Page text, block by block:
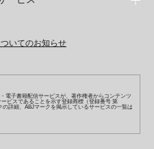
イ yomitai
人
ト
いてのお知らせ
電子書籍配信サービスが、著作権者からコンテンツ
ビスであることを示す登録商標（登録番号 第
の詳細、ABJマークを掲示しているサービスの一覧は